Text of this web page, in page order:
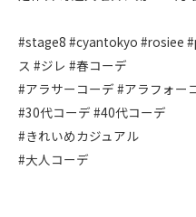
#stage8 #cyantokyo #rosiee
ス #ジレ #春コーデ
#アラサーコーデ #アラフォー
#30代コーデ #40代コーデ
#きれいめカジュアル
#大人コーデ